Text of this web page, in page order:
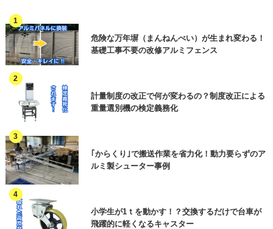
お問合せ内容（複数選択可） 必須
談内容をご入力ください
資料請求 ※ご用件欄に商品名またはご相
訪問希望
電話連絡希望
オンラインセミナーについて
ご質問・その他（用件欄にご入力くださ
ロボット
製函機・封函機
省人化・自動化
作業効率アップ
HACCP関連・異物混入対策
作業環境改善
各種工事・メンテナンス
穀物(麦・米など)
弁当・惣菜 レトルト・スープ
その他(食品以外)
製函・封緘 箱詰め
パレタイズ
冷凍・冷蔵 洗浄・殺菌
廃棄
危険な万年塀（まんねんべい）が生まれ変わる！
基礎工事不要の改修アルミフェンス
計量制度の改正で何が変わるの？制度改正による
重量選別機の検定義務化
｢からくり｣で搬送作業を省力化！動力要らずのア
ルミ製シューター事例
小学生が1ｔを動かす！？交換するだけで台車が
飛躍的に軽くなるキャスター